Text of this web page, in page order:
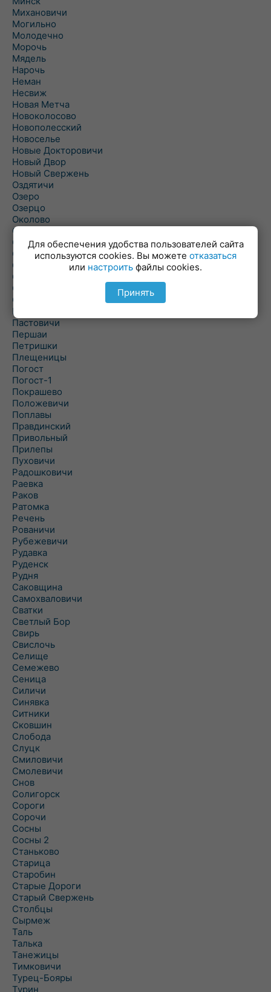
Михановичи
Могильно
Молодечно
Морочь
Мядель
Нарочь
Неман
Несвиж
Новая Метча
Новоколосово
Новополесский
Новоселье
Новые Докторовичи
Новый Двор
Новый Свержень
Оздятичи
Озеро
Озерцо
Околово
Октябрь
Октябрьский
Олехновичи
Омговичи
Оношки
Осовец
Острошицкий Городок
Пасека
Пастовичи
Першаи
Петришки
Плещеницы
Погост
Погост-1
Покрашево
Положевичи
Поплавы
Правдинский
Привольный
Прилепы
Пуховичи
Радошковичи
Раевка
Раков
Ратомка
Речень
Рованичи
Рубежевичи
Рудавка
Руденск
Рудня
Саковщина
Самохваловичи
Сватки
Светлый Бор
Свирь
Свислочь
Селище
Семежево
Сеница
Силичи
Синявка
Ситники
Сковшин
Слобода
Слуцк
Смиловичи
Смолевичи
Снов
Солигорск
Сороги
Сорочи
Сосны
Сосны 2
Станьково
Старица
Старобин
Старые Дороги
Старый Свержень
Столбцы
Сырмеж
Таль
Талька
Танежицы
Тимковичи
Турец-Бояры
Турин
Для обеспечения удобства пользователей сайта
используются cookies. Вы можете отказаться
или настроить файлы cookies.
Принять